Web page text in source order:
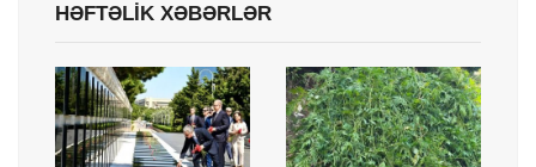
HƏFTƏLİK XƏBƏRLƏR